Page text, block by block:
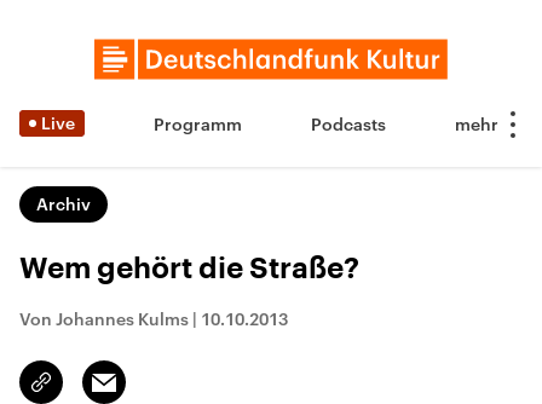
Live Programm Podcasts
Archiv
Wem gehört die Straße?
Von Johannes Kulms | 10.10.2013
Link
kopieren/teilen
Email